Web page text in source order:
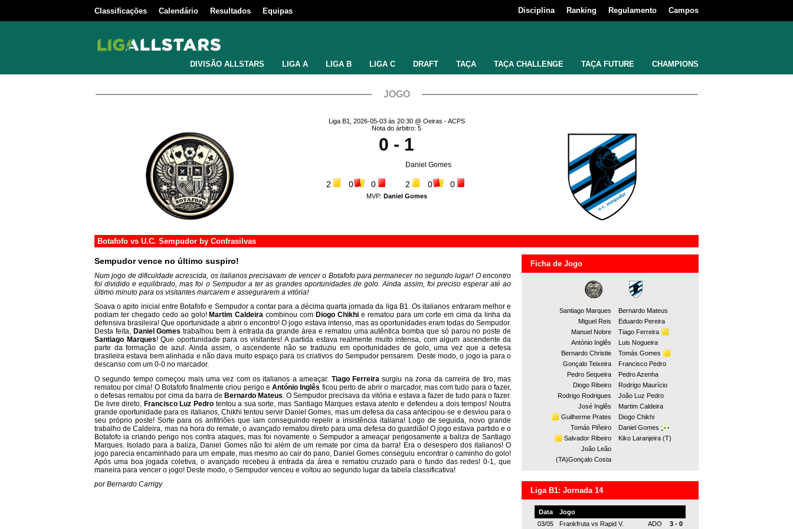
Classificações Calendário Resultados Equipas Disciplina Ranking Regulamento Campos
DIVISÃO ALLSTARS LIGA A LIGA B LIGA C DRAFT TAÇA TAÇA CHALLENGE TAÇA FUTURE CHAMPIONS
JOGO
Liga B1, 2026-05-03 às 20:30 @ Oeiras - ACPS
Nota do árbitro: 5
0 - 1
Daniel Gomes
2 0 0 2 0 0
MVP: Daniel Gomes
Botafofo vs U.C. Sempudor by Confrasilvas
Sempudor vence no último suspiro!
Num jogo de dificuldade acrescida, os italianos precisavam de vencer o Botafofo para permanecer no segundo lugar! O encontro
foi dividido e equilibrado, mas foi o Sempudor a ter as grandes oportunidades de golo. Ainda assim, foi preciso esperar até ao
último minuto para os visitantes marcarem e assegurarem a vitória!
Soava o apito inicial entre Botafofo e Sempudor a contar para a décima quarta jornada da liga B1. Os italianos entraram melhor e
podiam ter chegado cedo ao golo! Martim Caldeira combinou com Diogo Chikhie rematou para um corte em cima da linha da
defensiva brasileira! Que oportunidade a abrir o encontro! O jogo estava intenso, mas as oportunidades eram todas do Sempudor.
Desta feita, Daniel Gomes trabalhou bem à entrada da grande área e rematou uma autêntica bomba que só parou no poste de
Santiago Marques! Que oportunidade para os visitantes! A partida estava realmente muito intensa, com algum ascendente da
parte da formação de azul. Ainda assim, o ascendente não se traduziu em oportunidades de golo, uma vez que a defesa
brasileira estava bem alinhada e não dava muito espaço para os criativos do Sempudor pensarem. Deste modo, o jogo ia para o
descanso com um 0-0 no marcador.
O segundo tempo começou mais uma vez com os italianos a ameaçar. Tiago Ferreirasurgiu na zona da carreira de tiro, mas
rematou por cima! O Botafofo finalmente criou perigo eAntónio Inglês ficou perto de abrir o marcador, mas com tudo para o fazer,
o defesas rematou por cima da barra de Bernardo Mateus . O Sempudor precisava da vitória e estava a fazer de tudo para o fazer.
De livre direto, Francisco Luz Pedro tentou a sua sorte, mas Santiago Marques estava atento e defendeu a dois tempos! Noutra
grande oportunidade para os italianos, Chikhi tentou servir Daniel Gomes, mas um defesa da casa antecipou-se e desviou para o
seu próprio poste! Sorte para os anfitriões que iam conseguindo repelir a insistência italiana! Logo de seguida, novo grande
trabalho de Caldeira, mas na hora do remate, o avançado rematou direto para uma defesa do guardião! O jogo estava partido e o
Botafofo ia criando perigo nos contra ataques, mas foi novamente o Sempudor a ameaçar perigosamente a baliza de Santiago
Marques. Isolado para a baliza, Daniel Gomes não foi além de um remate por cima da barra! Era o desespero dos italianos! O
jogo parecia encaminhado para um empate, mas mesmo ao cair do pano, Daniel Gomes conseguiu encontrar o caminho do golo!
Após uma boa jogada coletiva, o avançado recebeu à entrada da área e rematou cruzado para o fundo das redes! 0-1, que
maneira para vencer o jogo! Deste modo, o Sempudor venceu e voltou ao segundo lugar da tabela classificativa!
por Bernardo Carrigy
Ficha de Jogo
Santiago Marques
Bernardo Mateus
Miguel Reis
Eduardo Pereira
Manuel Nobre
Tiago Ferreira
António Inglês
Luis Nogueira
Bernardo Christie
Tomás Gomes
Gonçalo Teixeira
Francisco Pedro
Pedro Sequeira
Pedro Azenha
Diogo Ribeiro
Rodrigo Maurício
Rodrigo Rodrigues
João Luz Pedro
José Inglês
Martim Caldeira
Guilherme Prates
Diogo Chikhi
Tomás Piñeiro
Daniel Gomes
Salvador Ribeiro
Kiko Laranjeira (T)
João Leão
(TA)Gonçalo Costa
Liga B1: Jornada 14
Data
Jogo
03/05
Frankfruta vs Rapid V. ADO 3 - 0